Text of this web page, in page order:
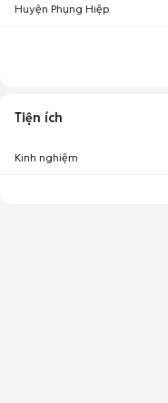
Huyện Phụng Hiệp
Tiện ích
Kinh nghiệm